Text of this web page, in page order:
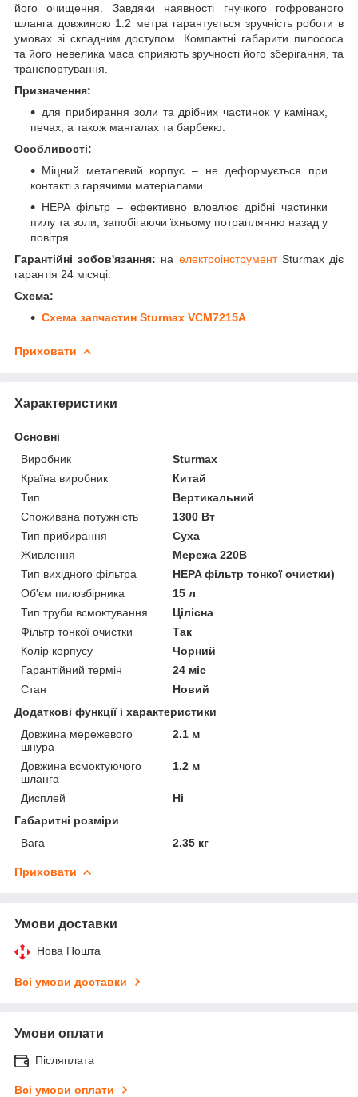
його очищення. Завдяки наявності гнучкого гофрованого
шланга довжиною 1.2 метра гарантується зручність роботи в
умовах зі складним доступом. Компактні габарити пилососа
та його невелика маса сприяють зручності його зберігання, та
транспортування.
Призначення:
для прибирання золи та дрібних частинок у камінах,
печах, а також мангалах та барбекю.
Особливості:
Міцний металевий корпус – не деформується при
контакті з гарячими матеріалами.
HEPA фільтр – ефективно вловлює дрібні частинки
пилу та золи, запобігаючи їхньому потраплянню назад у
повітря.
Гарантійні зобов'язання: на електроінструментSturmax діє
гарантія 24 місяці.
Схема:
Схема запчастин Sturmax VCM7215A
Приховати
Характеристики
Основні
Виробник
Sturmax
Країна виробник
Китай
Тип
Вертикальний
Споживана потужність
1300 Вт
Тип прибирання
Суха
Живлення
Мережа 220В
Тип вихідного фільтра
HEPA фільтр тонкої очистки)
Об'єм пилозбірника
15 л
Тип труби всмоктування
Цілісна
Фільтр тонкої очистки
Так
Колір корпусу
Чорний
Гарантійний термін
24 міс
Стан
Новий
Додаткові функції і характеристики
Довжина мережевого
шнура
2.1 м
Довжина всмоктуючого
шланга
1.2 м
Дисплей
Ні
Габаритні розміри
Вага
2.35 кг
Приховати
Умови доставки
Нова Пошта
Всі умови доставки
Умови оплати
Післяплата
Всі умови оплати